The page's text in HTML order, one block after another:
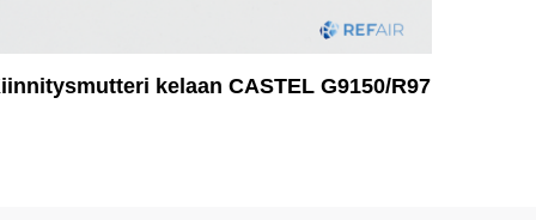
kelaan CASTEL G9150/R97